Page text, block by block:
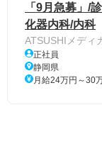
「9月急募」/
化器内科/内科
ATSUSHIメディ
正社員
静岡県
月給24万円～30